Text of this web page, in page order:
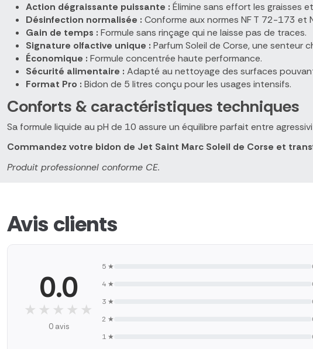
Action dégraissante puissante : Élimine sans effort les graisses
Désinfection normalisée : Conforme aux normes NF T 72-173 et
Gain de temps : Formule sans rinçage qui ne laisse pas de traces.
Signature olfactive unique : Parfum Soleil de Corse, une senteur
Économique : Formule concentrée haute performance.
Sécurité alimentaire : Adapté au nettoyage des surfaces
Format Pro : Bidon de 5 litres conçu pour les usages intensifs.
Conforts & caractéristiques techniques
Sa formule liquide au pH de 10 assure un équilibre parfait entre
Commandez votre bidon de Jet Saint Marc Soleil de Corse et
Produit professionnel conforme CE.
Avis clients
0.0
★★★★★
★★★★★
0 avis
5 ★
4 ★
3 ★
2 ★
1 ★